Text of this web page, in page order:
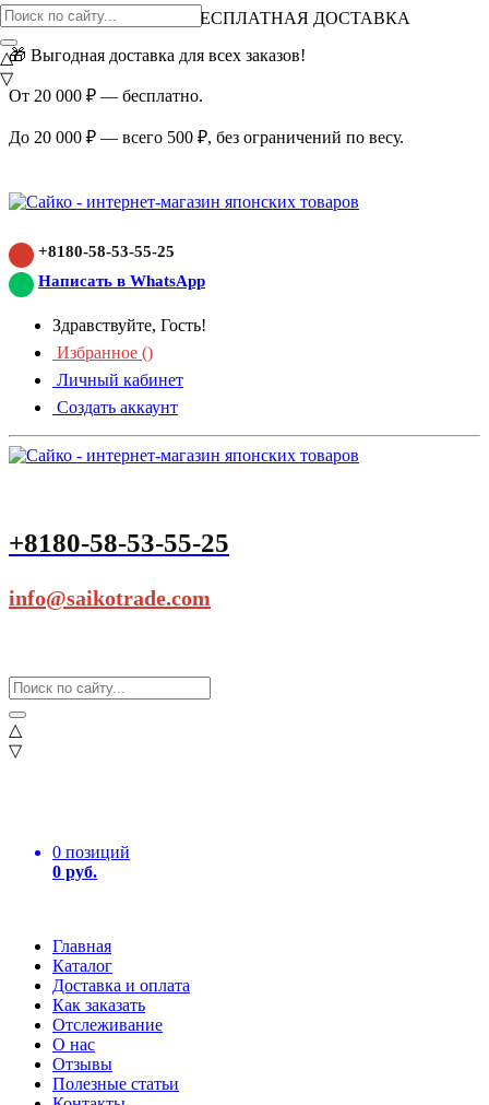
ВНИМАНИЕ АКЦИЯ!
БЕСПЛАТНАЯ ДОСТАВКА
🎁 Выгодная доставка для всех заказов!
От 20 000 ₽ — бесплатно.
До 20 000 ₽ — всего 500 ₽, без ограничений по весу.
+8180-58-53-55-25
Написать в WhatsApp
Здравствуйте, Гость!
Избранное ()
Личный кабинет
Создать аккаунт
+8180-58-53-55-25
info@saikotrade.com
△
▽
0 позиций
0 руб.
Главная
Каталог
Доставка и оплата
Как заказать
Отслеживание
О нас
Отзывы
Полезные статьи
△
▽